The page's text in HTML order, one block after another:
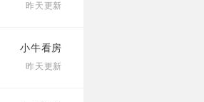
昨天更新
小牛看房
昨天更新